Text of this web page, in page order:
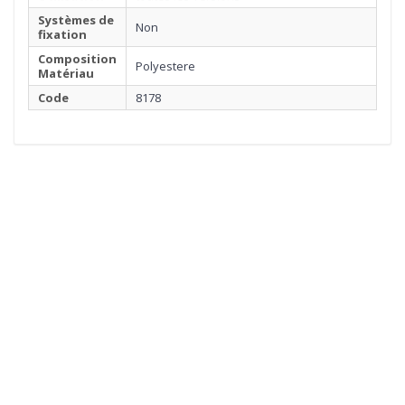
Systèmes de
fixation
Non
Composition
Matériau
Polyestere
Code
8178